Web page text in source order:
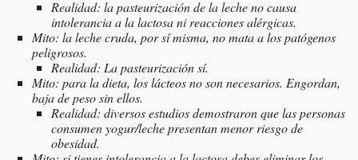
Realidad: la pasteurización de la leche no causa
intolerancia a la lactosa ni reacciones alérgicas.
Mito: la leche cruda, por sí misma, no mata a los patógenos
peligrosos.
Realidad: La pasteurización sí.
Mito: para la dieta, los lácteos no son necesarios. Engordan,
baja de peso sin ellos.
Realidad: diversos estudios demostraron que las personas
consumen yogur/leche presentan menor riesgo de
obesidad.